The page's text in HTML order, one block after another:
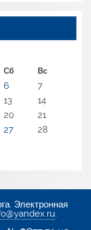
Сб Вс
6
7
13
14
20
21
27
28
Электронная
.